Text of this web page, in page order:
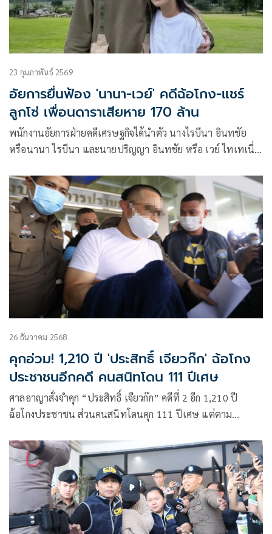
23 กุมภาพันธ์ 2569
อัยการยื่นฟ้อง 'นานา-เวย์' คดีฉ้อโกง-แชร์
ลูกโซ่ เพื่อนดาราเสียหาย 170 ล้าน
พนักงานอัยการฝ่ายคดีเศรษฐกิจได้นำตัว นางไรบีนา อินทชัย
หรือนานา ไรบีนา และนายปริญญา อินทชัย หรือ เวย์ ไทเทเนี่
คดีฉ้อโกง-เเชร์ลูกโซ่
26 ธันวาคม 2568
คุกอ่วม! 1,210 ปี 'ประสิทธิ์ เจียวก๊ก' ฉ้อโกง
ประชาชนอีกคดี คนสนิทโดน 111 ปีเศษ
ศาลอาญาสั่งจำคุก “ประสิทธิ์ เจียวก๊ก” คดีที่ 2 อีก 1,210 ปี
ฉ้อโกงประชาชน ส่วนคนสนิทโดนคุก 111 ปีเศษ แต่ตาม
เศษ คืนเงินให้ผู้เสียหาย 267 ราย ยกฟ้อง 2 จำเลย แต่ให้ขัง
ระหว่างอุทธรณ์